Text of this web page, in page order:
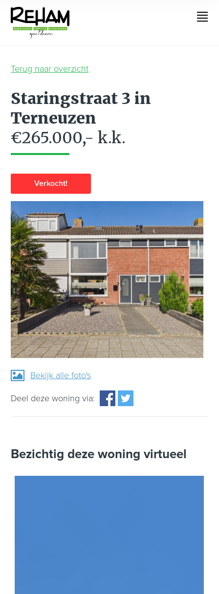
Terug naar overzicht
Staringstraat 3 in
Terneuzen
€265.000,- k.k.
Verkocht!
Bekijk alle foto's
Deel deze woning via:
Bezichtig deze woning virtueel